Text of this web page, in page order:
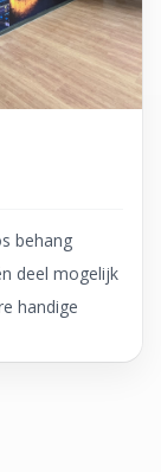
behang
deel mogelijk
handige